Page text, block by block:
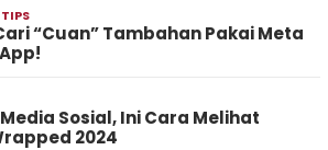
TIPS
“Cuan” Tambahan Pakai Meta
Sosial, Ini Cara Melihat
2024